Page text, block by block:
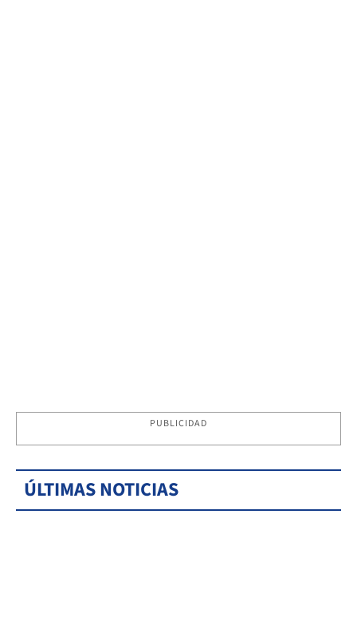
PUBLICIDAD
ÚLTIMAS NOTICIAS